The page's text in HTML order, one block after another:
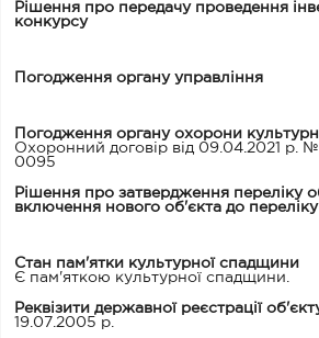
Рішення про передачу проведення
конкурсу
Погодження органу управління
Погодження органу охорони
Охоронний договір від 09.04.2021 р.
0095
Рішення про затвердження переліку
включення нового об'єкта до переліку
Стан пам'ятки культурної спадщини
Є пам'яткою культурної спадщини.
Реквізити державної реєстрації
19.07.2005 р.